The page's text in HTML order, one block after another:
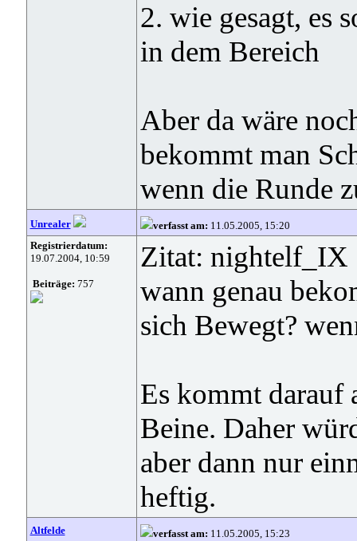
2. wie gesagt, es
in dem Bereich
Aber da wäre
bekommt man
wenn die Runde
Unrealer verfasst am: 11.05.2005, 15:20
Registrierdatum:
19.07.2004, 10:59
Beiträge: 757
Zitat: nightelf_IX
wann genau
sich Bewegt?
Es kommt darauf
Beine. Daher
aber dann nur
heftig.
Altfelde verfasst am: 11.05.2005, 15:23